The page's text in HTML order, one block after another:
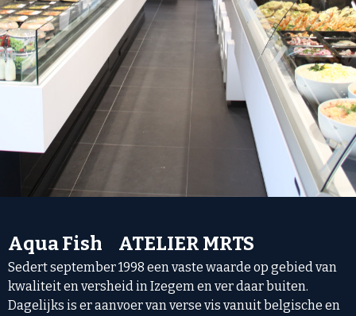
Aqua Fish ATELIER MRTS
Sedert september 1998 een vaste waarde op gebied van
kwaliteit en versheid in Izegem en ver daar buiten.
Dagelijks is er aanvoer van verse vis vanuit belgische en